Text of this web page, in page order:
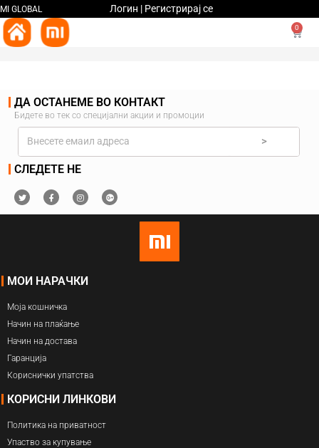
MI GLOBAL Логин | Регистрирај се
0
ДА ОСТАНЕМЕ ВО КОНТАКТ
Бидете во тек со специјални акции и промоции
>
СЛЕДЕТЕ НЕ
МОИ НАРАЧКИ
Моја кошничка
Начин на плаќање
Начин на достава
Гаранција
Кориснички упатства
КОРИСНИ ЛИНКОВИ
Политика на приватност
Упаство за купување